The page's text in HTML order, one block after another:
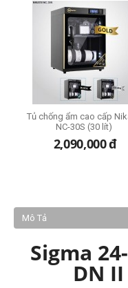
Tủ chống ẩm cao cấp
NC-30S (30 lít)
2,090,000đ
Mô Tả
Sigma
DN